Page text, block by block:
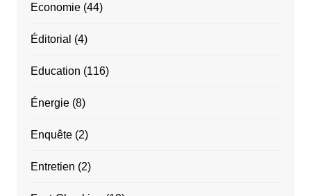
Economie(44)
Éditorial (4)
Education (116)
Énergie(8)
Enquête(2)
Entretien (2)